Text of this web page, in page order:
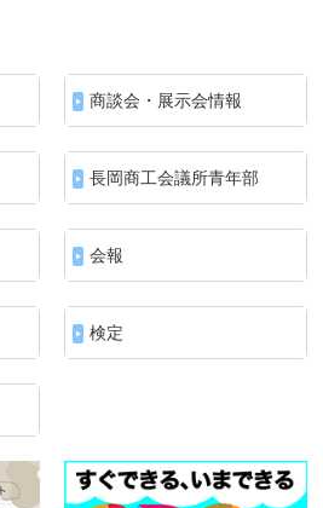
商談会・展示会情報
長岡商工会議所青年部
会報
検定